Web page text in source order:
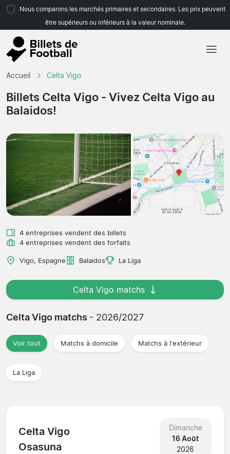
Nous comparons les marchés primaires et secondaires. Les prix peuvent
être supérieurs ou inférieurs à la valeur nominale.
Équipes
Accueil Celta Vigo
Billets Celta Vigo - Vivez Celta Vigo au
Balaidos!
4 entreprises vendent des billets
4 entreprises vendent des forfaits
Vigo, Espagne Balaidos La Liga
Celta Vigo matchs
Celta Vigo matchs - 2026/2027
Voir tout Matchs à domicile Matchs à l'extérieur
La Liga
Celta Vigo
Osasuna
Dimanche
16 Août
2026